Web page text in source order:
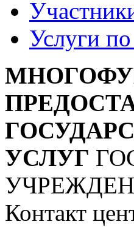
Услуги
УСЛУГ
Контакт